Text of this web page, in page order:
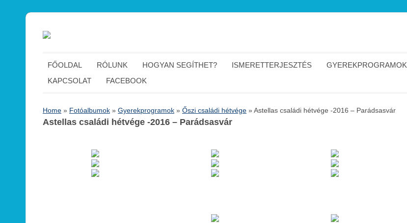
FŐOLDAL RÓLUNK HOGYAN SEGÍTHET? ISMERETTERJESZTÉS GYEREKPROGRAMOK
KAPCSOLAT
FACEBOOK
Home » Fotóalbumok » Gyerekprogramok » Őszi családi hétvége »Astellas családi hétvége -2016 – Parádsasvár
Astellas családi hétvége -2016 – Parádsasvár